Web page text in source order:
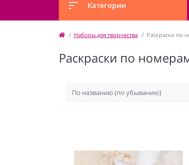
Категории
Наборы для творчества Раскраски по
Раскраски по